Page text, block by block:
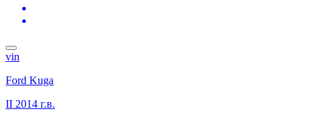
vin
Ford Kuga
II 2014 г.в.